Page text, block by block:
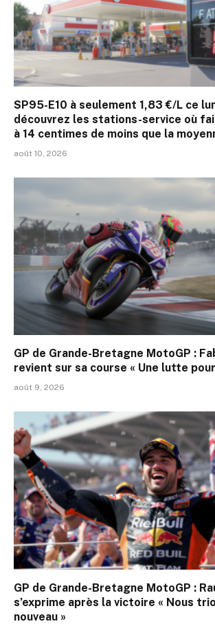
SP95-E10 à seulement 1,83 €/L ce
découvrez les stations-service où
à 14 centimes de moins que la
août 10, 2026
GP de Grande-Bretagne MotoGP :
revient sur sa course « Une lutte
août 9, 2026
GP de Grande-Bretagne MotoGP :
s’exprime après la victoire « Nous
nouveau »